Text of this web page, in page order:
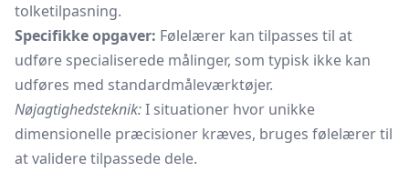
tolketilpasning.
Specifikke opgaver: Følelærer kan tilpasses til at
udføre specialiserede målinger, som typisk ikke kan
udføres med standardmåleværktøjer.
Nøjagtighedsteknik:I situationer hvor unikke
dimensionelle præcisioner kræves, bruges følelærer til
at validere tilpassede dele.